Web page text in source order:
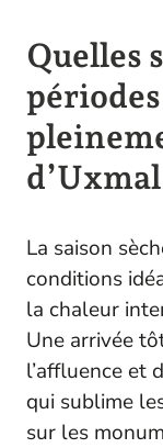
Quelles
d’Uxmal
La saison
conditions
la chaleur
Une arrivée
l’affluence et
qui sublime
sur les